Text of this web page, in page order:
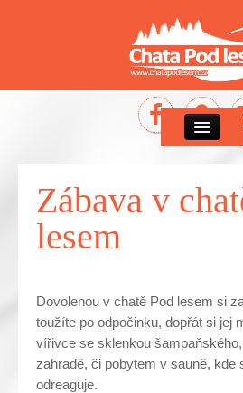
Zábava v
lesem
Dovolenou v chatě Pod lesem si
toužíte po odpočinku, dopřát si jej
vířivce se sklenkou
zahradě, či pobytem v sauně, kde
odreaguje.